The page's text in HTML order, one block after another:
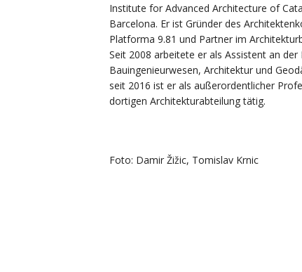
Institute for Advanced Architecture of
Barcelona. Er ist Gründer des
Platforma 9.81 und Partner im
Seit 2008 arbeitete er als Assistent an der
Bauingenieurwesen, Architektur und
seit 2016 ist er als außerordentlicher
dortigen Architekturabteilung tätig.
Foto: Damir Žižic, Tomislav Krnic